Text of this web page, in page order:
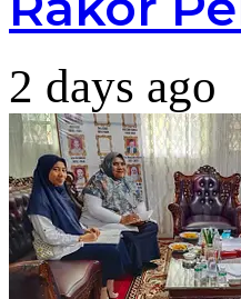
2 days ago